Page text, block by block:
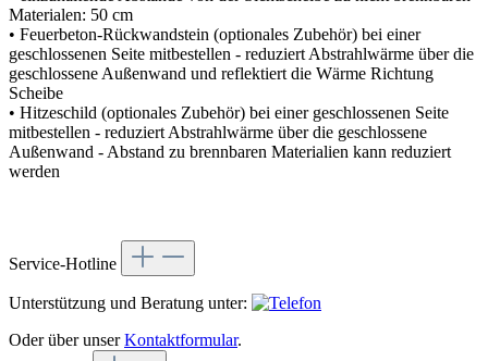
Materialen: 50 cm
• Feuerbeton-Rückwandstein (optionales Zubehör) bei einer
geschlossenen Seite mitbestellen - reduziert Abstrahlwärme über die
geschlossene Außenwand und reflektiert die Wärme Richtung
Scheibe
• Hitzeschild (optionales Zubehör) bei einer geschlossenen Seite
mitbestellen - reduziert Abstrahlwärme über die geschlossene
Außenwand - Abstand zu brennbaren Materialien kann reduziert
werden
Service-Hotline
Unterstützung und Beratung unter:
Oder über unserKontaktformular.